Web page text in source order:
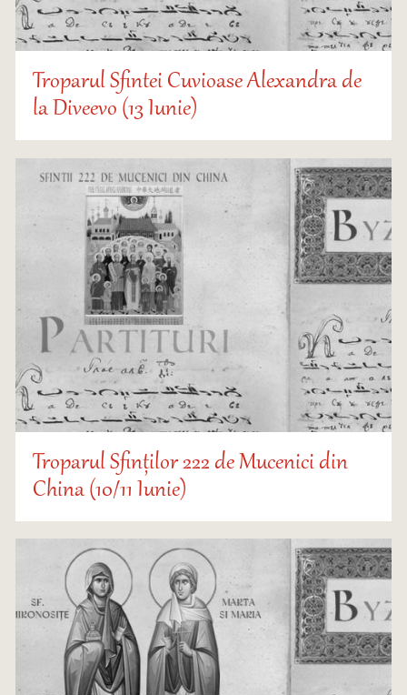
Troparul Sfintei Cuvioase Alexandra de
la Diveevo (13 Iunie)
Troparul Sfinților 222 de Mucenici din
China (10/11 Iunie)